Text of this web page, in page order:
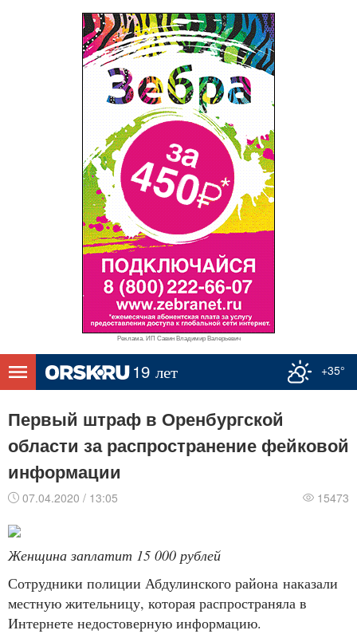
Реклама. ИП Савин Владимир Валерьевич
+35°
Первый штраф в Оренбургской
области за распространение фейковой
информации
07.04.2020 / 13:05 15473
Женщина заплатит 15 000 рублей
Сотрудники полиции Абдулинского района наказали
местную жительницу, которая распространяла в
Интернете недостоверную информацию.